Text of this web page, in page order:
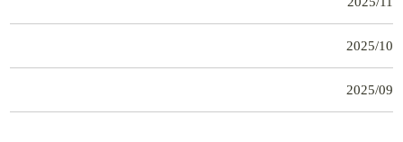
2025/10
2025/09